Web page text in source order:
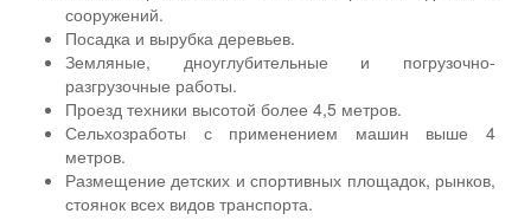
сооружений.
Посадка и вырубка деревьев.
Земляные, дноуглубительные и погрузочно-
разгрузочные работы.
Проезд техники высотой более 4,5 метров.
Сельхозработы с применением машин выше 4
метров.
Размещение детских и спортивных площадок, рынков,
стоянок всех видов транспорта.